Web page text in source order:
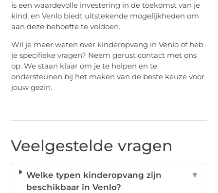
is een waardevolle investering in de toekomst van je
kind, en Venlo biedt uitstekende mogelijkheden om
aan deze behoefte te voldoen.
Wil je meer weten over kinderopvang in Venlo of heb
je specifieke vragen? Neem gerust contact met ons
op. We staan klaar om je te helpen en te
ondersteunen bij het maken van de beste keuze voor
jouw gezin.
Veelgestelde vragen
Welke typen kinderopvang zijn
beschikbaar in Venlo?
▼